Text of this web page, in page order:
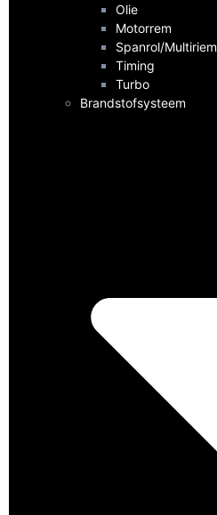
Olie
Motorrem
Spanrol/Multiriem
Timing
Turbo
Brandstofsysteem